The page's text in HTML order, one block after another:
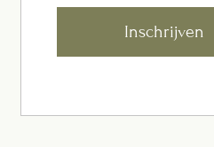
Inschrijven